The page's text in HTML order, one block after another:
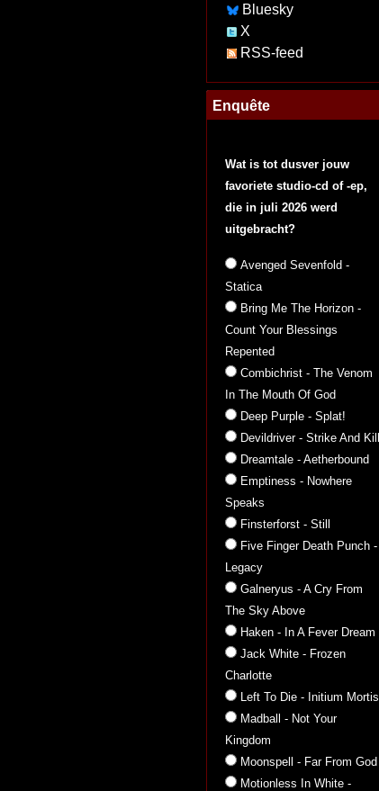
Bluesky
X
RSS-feed
Enquête
Wat is tot dusver jouw
favoriete studio-cd of -ep,
die in juli 2026 werd
uitgebracht?
Avenged Sevenfold -
Statica
Bring Me The Horizon -
Count Your Blessings
Repented
Combichrist - The Venom
In The Mouth Of God
Deep Purple - Splat!
Devildriver - Strike And Kill
Dreamtale - Aetherbound
Emptiness - Nowhere
Speaks
Finsterforst - Still
Five Finger Death Punch -
Legacy
Galneryus - A Cry From
The Sky Above
Haken - In A Fever Dream
Jack White - Frozen
Charlotte
Left To Die - Initium Mortis
Madball - Not Your
Kingdom
Moonspell - Far From God
Motionless In White -